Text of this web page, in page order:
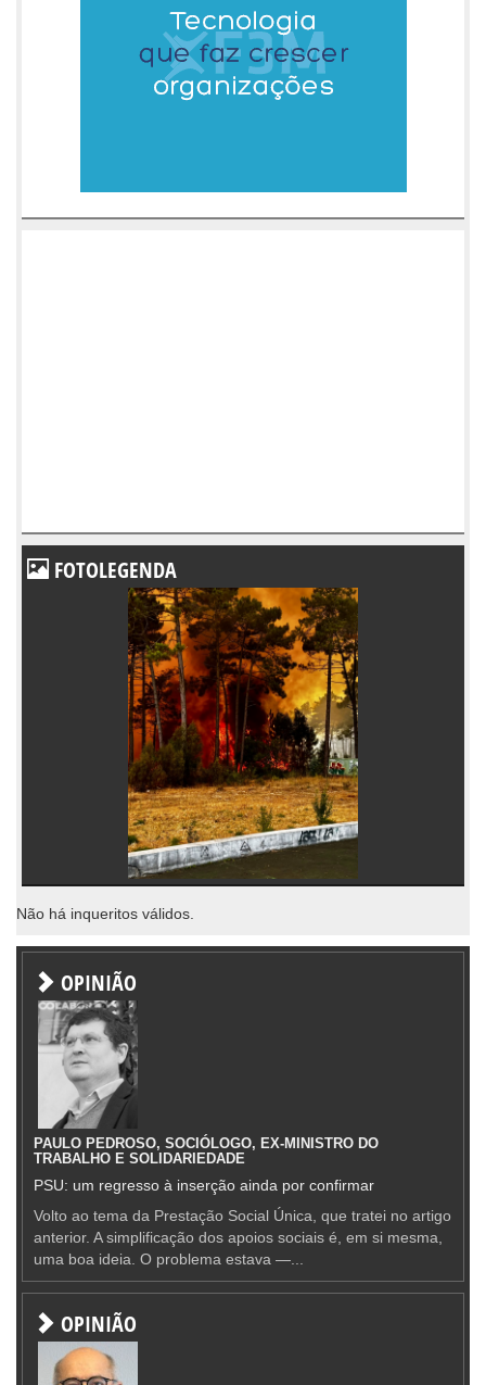
FOTOLEGENDA
Não há inqueritos válidos.
OPINIÃO
PAULO PEDROSO, SOCIÓLOGO, EX-MINISTRO DO
TRABALHO E SOLIDARIEDADE
PSU: um regresso à inserção ainda por confirmar
Volto ao tema da Prestação Social Única, que tratei no artigo
anterior. A simplificação dos apoios sociais é, em si mesma,
uma boa ideia. O problema estava —...
OPINIÃO